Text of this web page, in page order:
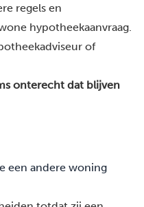
regels en
hypotheekaanvraag.
of
onterecht dat blijven
een andere woning